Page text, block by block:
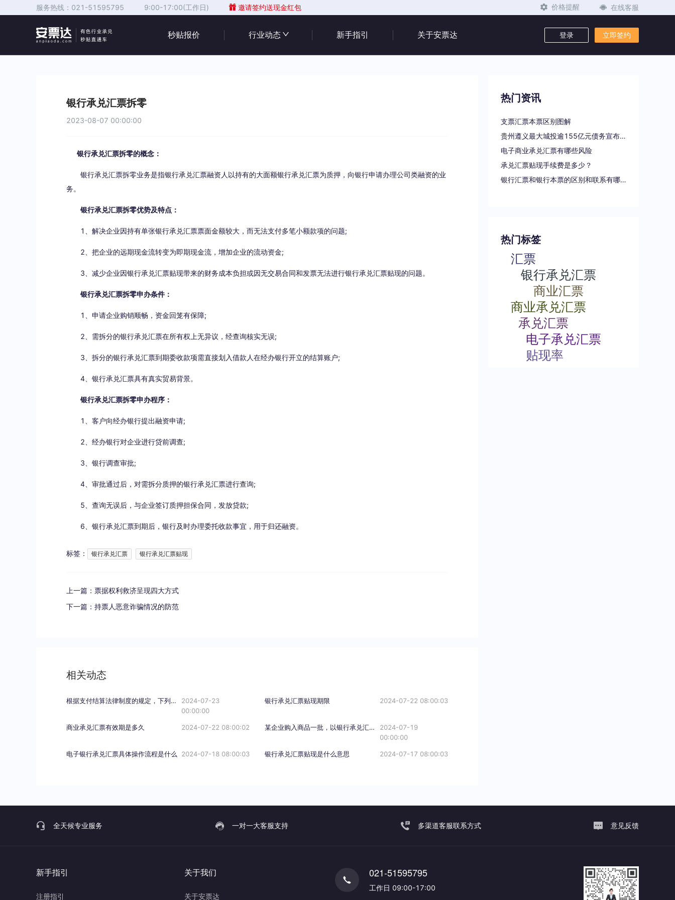
服务热线： 021-51595795 9:00-17:00(工作日) 邀请签约送现金红包 价格提醒 在线客服
秒贴报价 行业动态 新手指引 关于安票达 登录 立即签约
银行承兑汇票拆零
2023-08-07 00:00:00
银行承兑汇票拆零的概念：
银行承兑汇票拆零业务是指银行承兑汇票融资人以持有的大面额银行承兑汇票为质押，向银行申请办理公司类融资的业
务。
银行承兑汇票拆零优势及特点：
1、解决企业因持有单张银行承兑汇票票面金额较大，而无法支付多笔小额款项的问题;
2、把企业的远期现金流转变为即期现金流，增加企业的流动资金;
3、减少企业因银行承兑汇票贴现带来的财务成本负担或因无交易合同和发票无法进行银行承兑汇票贴现的问题。
银行承兑汇票拆零申办条件：
1、申请企业购销顺畅，资金回笼有保障;
2、需拆分的银行承兑汇票在所有权上无异议，经查询核实无误;
3、拆分的银行承兑汇票到期委收款项需直接划入借款人在经办银行开立的结算账户;
4、银行承兑汇票具有真实贸易背景。
银行承兑汇票拆零申办程序：
1、客户向经办银行提出融资申请;
2、经办银行对企业进行贷前调查;
3、银行调查审批;
4、审批通过后，对需拆分质押的银行承兑汇票进行查询;
5、查询无误后，与企业签订质押担保合同，发放贷款;
6、银行承兑汇票到期后，银行及时办理委托收款事宜，用于归还融资。
标签： 银行承兑汇票 银行承兑汇票贴现
上一篇： 票据权利救济呈现四大方式
下一篇： 持票人恶意诈骗情况的防范
热门资讯
支票汇票本票区别图解
贵州遵义最大城投逾155亿元债务宣布重组
电子商业承兑汇票有哪些风险
承兑汇票贴现手续费是多少？
银行汇票和银行本票的区别和联系有哪些（一文读懂支票、本票和汇票的区别）
热门标签
汇票
银行承兑汇票
商业汇票
商业承兑汇票
承兑汇票
电子承兑汇票
贴现率
相关动态
根据支付结算法律制度的规定，下列关于电子银行承兑汇票持票人向银行申请办理贴现条件的表述中，不正确的是（）。
2024-07-23
00:00:00
银行承兑汇票贴现期限 2024-07-22 08:00:03
商业承兑汇票有效期是多久 2024-07-22 08:00:02 某企业购入商品一批，以银行承兑汇票支付，则签发该票据产生的手续费应计入（ ）。
2024-07-19
00:00:00
电子银行承兑汇票具体操作流程是什么 2024-07-18 08:00:03 银行承兑汇票贴现是什么意思 2024-07-17 08:00:03
全天候专业服务 一对一大客服支持 多渠道客服联系方式 意见反馈
新手指引
注册指引
关于我们
关于安票达
021-51595795
工作日 09:00-17:00